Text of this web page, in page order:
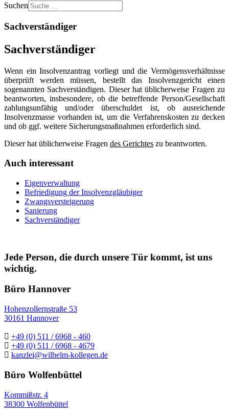
Suchen
Sachverständiger
Sachverständiger
Wenn ein Insolvenzantrag vorliegt und die Vermögensverhältnisse
überprüft werden müssen, bestellt das Insolvenzgericht einen
sogenannten Sachverständigen. Dieser hat üblicherweise Fragen zu
beantworten, insbesondere, ob die betreffende Person/Gesellschaft
zahlungsunfähig und/oder überschuldet ist, ob ausreichende
Insolvenzmasse vorhanden ist, um die Verfahrenskosten zu decken
und ob ggf. weitere Sicherungsmaßnahmen erforderlich sind.
Dieser hat üblicherweise Fragen des Gerichtes zu beantworten.
Auch interessant
Eigenverwaltung
Befriedigung der Insolvenzgläubiger
Zwangsversteigerung
Sanierung
Sachverständiger
Jede Person, die durch unsere Tür kommt, ist uns
wichtig.
Büro Hannover
Hohenzollernstraße 53
30161 Hannover
+49 (0) 511 / 6968 - 460
+49 (0) 511 / 6968 - 4679
kanzlei@wilhelm-kollegen.de
Büro Wolfenbüttel
Kommißstr. 4
38300 Wolfenbüttel